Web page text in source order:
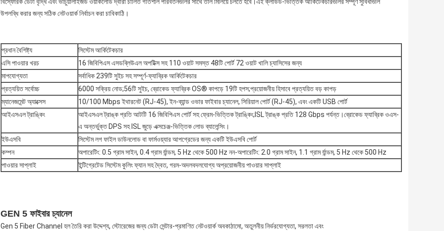
বিস্ফোরক ডেটা বৃদ্ধি এবং ভার্চুয়ালাইজড ওয়ার্কলোড দ্বারা চালিত গতিশীল পরিবর্তনগুলির সাথে তাল মিলিয়ে চলতে হবে।এই ক্লাউড-ভিত্তিক আর্কিটেকচারগুলির সম্পূর্ণ সুবিধাগুলি
উপলব্ধি করার জন্য সঠিক নেটওয়ার্ক নির্বাচন করা চাবিকাঠি।
প্রধান বৈশিষ্ট্য
সিস্টেম আর্কিটেকচার
এসি পাওয়ার খরচ
16 জিবিপিএস এসডব্লিউএল অপটিক্স সহ 110 ওয়াট সমস্ত 48টি পোর্ট 72 ওয়াট খালি চ্যাসিসের জন্য
মাপযোগ্যতা
সর্বাধিক 239টি সুইচ সহ সম্পূর্ণ-ফ্যাব্রিক আর্কিটেকচার
প্রত্যয়িত সর্বোচ্চ
6000 সক্রিয় নোড;56টি সুইচ, ব্রোকেড ফ্যাব্রিক OS® কাপড়ে 19টি হপস;প্রয়োজনীয় হিসাবে প্রত্যয়িত বড় কাপড়
ম্যানেজমেন্ট অ্যাক্সেস
10/100 Mbps ইথারনেট (RJ-45), ইন-ব্যান্ড ওভার ফাইবার চ্যানেল, সিরিয়াল পোর্ট (RJ-45), এবং একটি USB পোর্ট
আইএসএল ট্রাঙ্কিং
আইএসএল ট্রাঙ্ক প্রতি আটটি 16 জিবিপিএস পোর্ট সহ ফ্রেম-ভিত্তিক ট্রাঙ্কিং;ISL ট্রাঙ্ক প্রতি 128 Gbps পর্যন্ত।ব্রোকেড ফ্যাব্রিক ওএস-
এ অন্তর্ভুক্ত DPS সহ ISL জুড়ে এক্সচেঞ্জ-ভিত্তিক লোড ব্যালেন্সিং।
ইউএসবি
সিস্টেম লগ ফাইল ডাউনলোড বা ফার্মওয়্যার আপগ্রেডের জন্য একটি ইউএসবি পোর্ট
কম্পন
অপারেটিং: 0.5 গ্রাম সাইন, 0.4 গ্রাম র্যান্ডম, 5 Hz থেকে 500 Hz নন-অপারেটিং: 2.0 গ্রাম সাইন, 1.1 গ্রাম র্যান্ডম, 5 Hz থেকে 500 Hz
পাওয়ার সাপ্লাই
ইন্টিগ্রেটেড সিস্টেম কুলিং ফ্যান সহ দ্বৈত, গরম-অদলবদলযোগ্য অপ্রয়োজনীয় পাওয়ার সাপ্লাই
GEN 5 ফাইবার চ্যানেল
Gen 5 Fiber Channel হল তৈরি করা উদ্দেশ্য, স্টোরেজের জন্য ডেটা সেন্টার-প্রমাণিত নেটওয়ার্ক অবকাঠামো, অতুলনীয় নির্ভরযোগ্যতা, সরলতা এবং